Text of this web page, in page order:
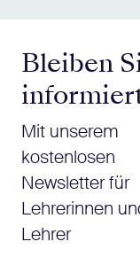
Bleiben
Mit unserem
kostenlosen
Newsletter für
Lehrerinnen
Lehrer